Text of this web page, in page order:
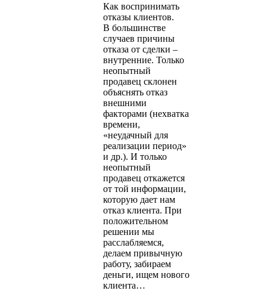
Как воспринимать
отказы клиентов.
В большинстве
случаев причины
отказа от сделки –
внутренние. Только
неопытный
продавец склонен
объяснять отказ
внешними
факторами (нехватка
времени,
«неудачный для
реализации период»
и др.). И только
неопытный
продавец откажется
от той информации,
которую дает нам
отказ клиента. При
положительном
решении мы
расслабляемся,
делаем привычную
работу, забираем
деньги, ищем нового
клиента…